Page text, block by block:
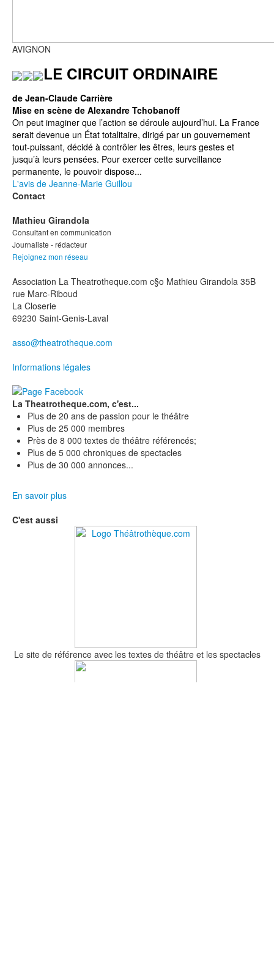
AVIGNON
LE CIRCUIT ORDINAIRE
de Jean-Claude Carrière
Mise en scène de Alexandre Tchobanoff
On peut imaginer que l’action se déroule aujourd’hui. La France
serait devenue un État totalitaire, dirigé par un gouvernement
tout-puissant, décidé à contrôler les êtres, leurs gestes et
jusqu’à leurs pensées. Pour exercer cette surveillance
permanente, le pouvoir dispose...
L'avis de Jeanne-Marie Guillou
Contact
Mathieu Girandola
Consultant en communication
Journaliste - rédacteur
Rejoignez mon réseau
Association La Theatrotheque.com c§o Mathieu Girandola 35B
rue Marc-Riboud
La Closerie
69230 Saint-Genis-Laval
asso@theatrotheque.com
Informations légales
La Theatrotheque.com, c'est...
Plus de 20 ans de passion pour le théâtre
Plus de 25 000 membres
Près de 8 000 textes de théâtre référencés;
Plus de 5 000 chroniques de spectacles
Plus de 30 000 annonces...
En savoir plus
C'est aussi
Le site de référence avec les textes de théâtre et les spectacles